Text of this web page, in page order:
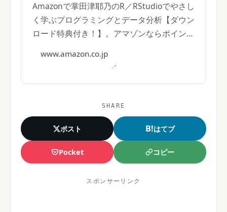
Amazonで掌田津耶乃のR／RStudioでやさし
く学ぶプログラミングとデータ分析【ダウン
ロード特典付き！】。アマゾンならポイント
www.amazon.co.jp
SHARE
ポスト B!はてブ
Pocket コピー
スポンサーリンク